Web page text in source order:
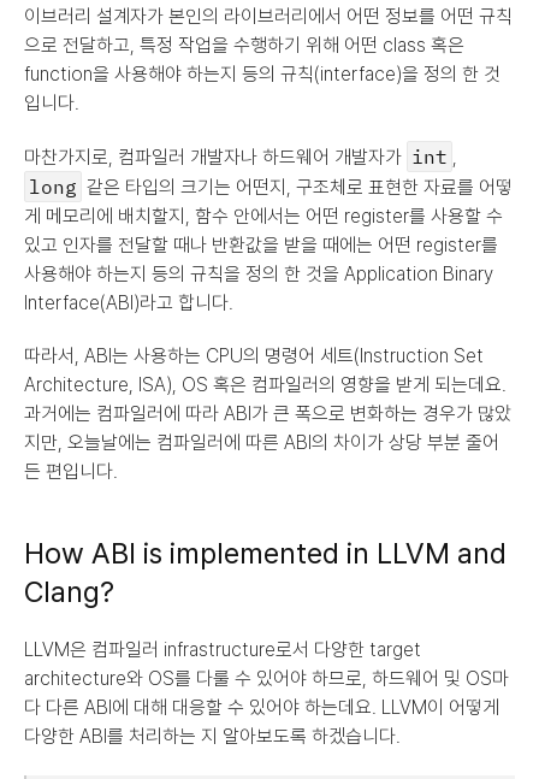
이브러리 설계자가 본인의 라이브러리에서 어떤 정보를 어떤 규칙
으로 전달하고, 특정 작업을 수행하기 위해 어떤 class 혹은
function을 사용해야 하는지 등의 규칙(interface)을 정의 한 것
입니다.
마찬가지로, 컴파일러 개발자나 하드웨어 개발자가 int
long 같은 타입의 크기는 어떤지, 구조체로 표현한 자료를 어떻
게 메모리에 배치할지, 함수 안에서는 어떤 register를 사용할 수
있고 인자를 전달할 때나 반환값을 받을 때에는 어떤 register를
사용해야 하는지 등의 규칙을 정의 한 것을 Application Binary
Interface(ABI)라고 합니다.
따라서, ABI는 사용하는 CPU의 명령어 세트(Instruction Set
Architecture, ISA), OS 혹은 컴파일러의 영향을 받게 되는데요.
과거에는 컴파일러에 따라 ABI가 큰 폭으로 변화하는 경우가 많았
지만, 오늘날에는 컴파일러에 따른 ABI의 차이가 상당 부분 줄어
든 편입니다.
How ABI is implemented in LLVM and
Clang?
LLVM은 컴파일러 infrastructure로서 다양한 target
architecture와 OS를 다룰 수 있어야 하므로, 하드웨어 및 OS마
다 다른 ABI에 대해 대응할 수 있어야 하는데요. LLVM이 어떻게
다양한 ABI를 처리하는 지 알아보도록 하겠습니다.